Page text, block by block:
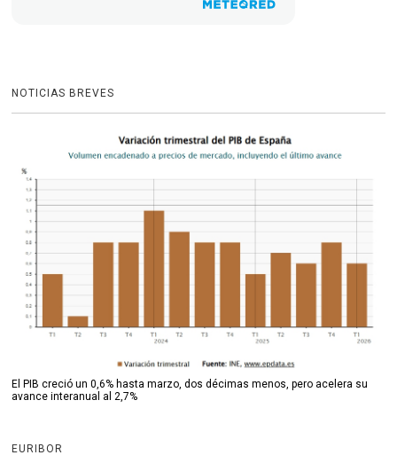
NOTICIAS BREVES
El PIB creció un 0,6% hasta marzo, dos décimas menos, pero acelera su
avance interanual al 2,7%
EURIBOR